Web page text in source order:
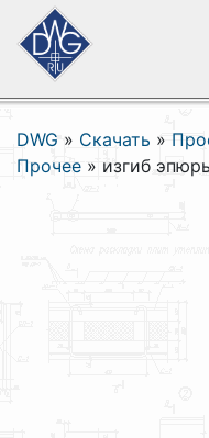
DWG » Скачать »
Прочее » изгиб